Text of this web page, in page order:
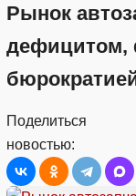
Рынок
дефицитом,
Поделиться
новостью: